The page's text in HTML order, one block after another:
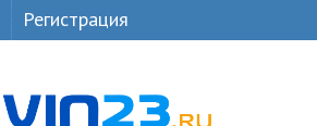
Регистрация